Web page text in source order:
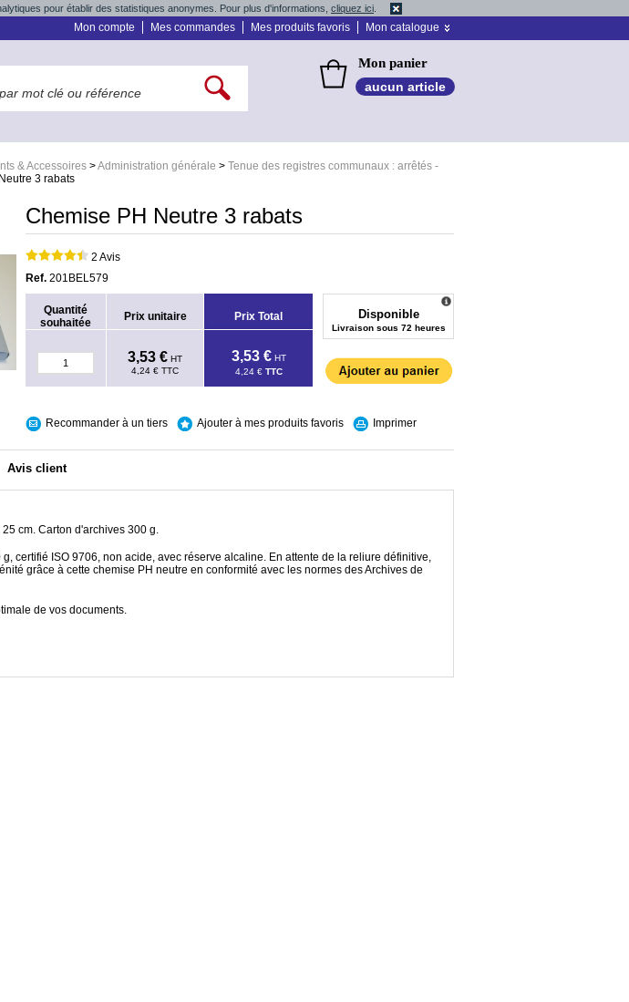
pour établir des statistiques anonymes. Pour plus d'informations, cliquez ici
Mon compte Mes commandes Mes produits favoris Mon catalogue
Mon panier
aucun article
& Accessoires >Administration générale > Tenue des registres communaux : arrêtés -
3 rabats
Chemise PH Neutre 3 rabats
2 Avis
Ref. 201BEL579
Quantité
souhaitée
Prix unitaire Prix Total
3,53 € HT
4,24 € TTC
3,53 € HT
4,24 € TTC
Disponible
Livraison sous 72 heures
Recommander à un tiers Ajouter à mes produits favoris Imprimer
Avis client
cm. Carton d'archives 300 g.
certifié ISO 9706, non acide, avec réserve alcaline. En attente de la reliure définitive,
grâce à cette chemise PH neutre en conformité avec les normes des Archives de
de vos documents.